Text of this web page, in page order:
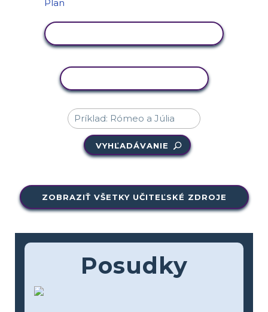
VYHĽADÁVANIE
ZOBRAZIŤ VŠETKY UČITEĽSKÉ ZDROJE
Posudky